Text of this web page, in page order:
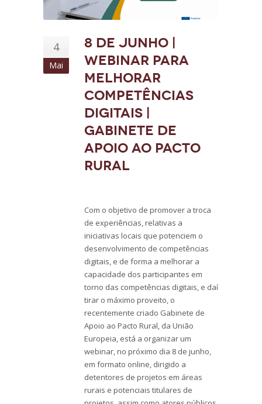
4
Mai
8 de junho |
Webinar para
melhorar
competências
digitais |
Gabinete de
Apoio ao Pacto
Rural
Com o objetivo de promover a troca
de experiências, relativas a
iniciativas locais que potenciem o
desenvolvimento de competências
digitais, e de forma a melhorar a
capacidade dos participantes em
torno das competências digitais, e daí
tirar o máximo proveito, o
recentemente criado Gabinete de
Apoio ao Pacto Rural, da União
Europeia, está a organizar um
webinar, no próximo dia 8 de junho,
em formato online, dirigido a
detentores de projetos em áreas
rurais e potenciais titulares de